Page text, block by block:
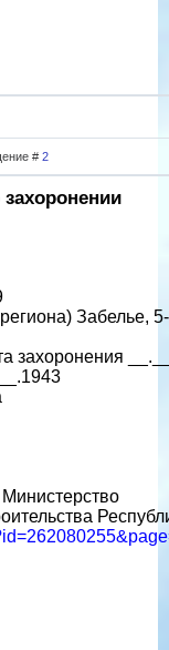
# 2
Забелье,
захоронения